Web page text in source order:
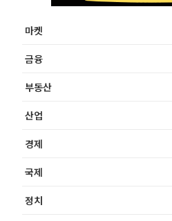
마켓
금융
부동산
산업
경제
국제
정치